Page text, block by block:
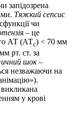
запідозрена
Тяжкий сепсис
чи
я – це
АТ (АТс) < 70 мм
рт. ст. за
шок–
незважаючи на
у крові